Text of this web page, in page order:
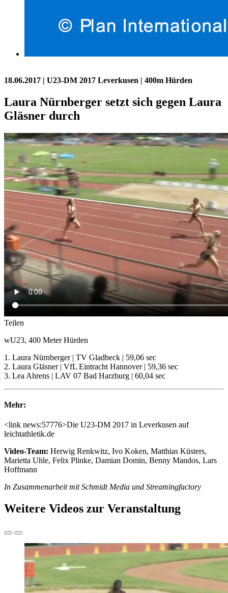
18.06.2017 | U23-DM 2017 Leverkusen | 400m Hürden
Laura Nürnberger setzt sich gegen Laura
Gläsner durch
Teilen
wU23, 400 Meter Hürden
1. Laura Nürnberger | TV Gladbeck | 59,06 sec
2. Laura Gläsner | VfL Eintracht Hannover | 59,36 sec
3. Lea Ahrens | LAV 07 Bad Harzburg | 60,04 sec
Mehr:
<link news:57776>Die U23-DM 2017 in Leverkusen auf
leichtathletik.de
Video-Team: Herwig Renkwitz, Ivo Koken, Matthias Küsters,
Marietta Uhle, Felix Plinke, Damian Domin, Benny Mandos, Lars
Hoffmann
In Zusammenarbeit mit Schmidt Media und Streamingfactory
Weitere Videos zur Veranstaltung